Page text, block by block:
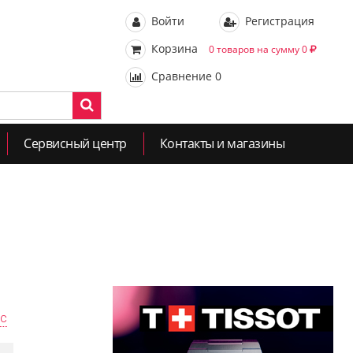
Войти
Регистрация
Корзина
0 товаров на сумму 0
Сравнение 0
Сервисный центр Контакты и магазины